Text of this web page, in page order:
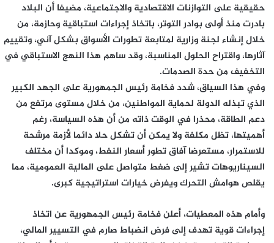
حقيقية على التوازنات الاقتصادية والاجتماعية، مضيفا أن البلاد
بادرت منذ أولى بوادر التوتر، باتخاذ إجراءات استباقية وحازمة، من
خلال إنشاء لجنة وزارية لمتابعة تطورات الأسواق بشكل آني، وتقييم
آثارها، واقتراح الحلول المناسبة، وقد ساهم هذا النهج الاستباقي في
التخفيف من حدة الصدمات.
وفي هذا السياق، شدد فخامة رئيس الجمهورية على الجهد الكبير
الذي تبذله الدولة لحماية المواطنين، من خلال مستوى مرتفع من
دعم الطاقة، محذرا في الوقت ذاته من أن هذه السياسة، رغم
أهميتها، تظل مكلفة ولا يمكن أن تشكل حلا دائما لأزمة مرشحة
للاستمرار، مستعرضا آفاق تطور أسعار النفط، وموكدا أن مختلف
السيناريوهات تشير إلى ضغط متواصل على المالية العمومية، مما
يقلص هوامش التحرك ويفرض خيارات استراتيجية كبرى.
وأمام هذه المعطيات، أعلن فخامة رئيس الجمهورية عن اتخاذ
إجراءات قوية تهدف إلى فرض انضباط صارم في التسيير المالي،